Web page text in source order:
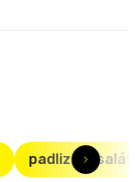
padlizsánsaláta